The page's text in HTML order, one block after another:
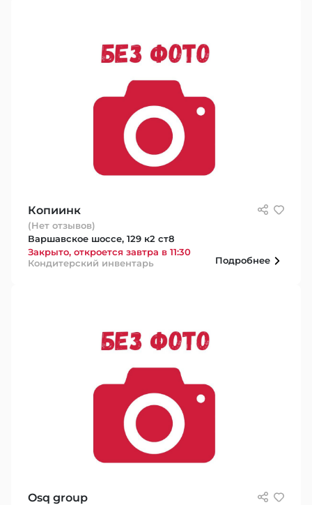
Копиинк
(Нет отзывов)
Варшавское шоссе, 129 к2 ст8
Закрыто, откроется завтра в 11:30
Кондитерский инвентарь
Подробнее
Osq group